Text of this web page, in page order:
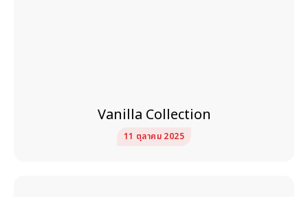
Vanilla Collection
11 ตุลาคม 2025